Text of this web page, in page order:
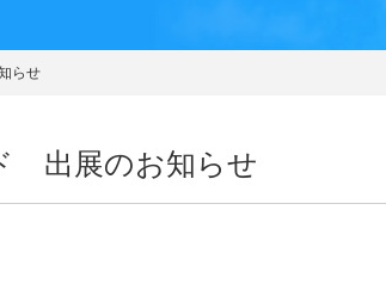
らせ
出展のお知らせ